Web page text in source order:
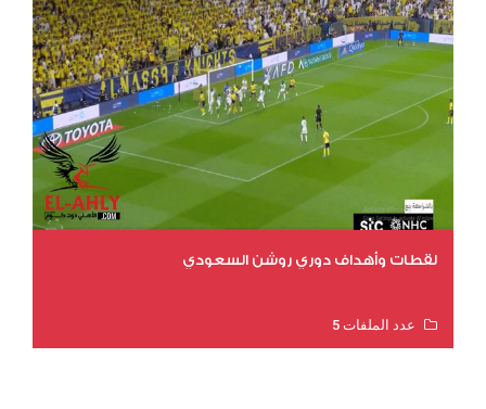
لقطات وأهداف دوري روشن السعودي
عدد الملفات 5